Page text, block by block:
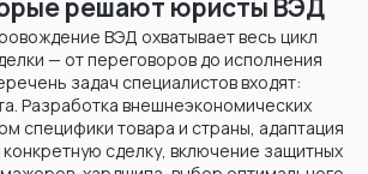
решают юристы ВЭД
ВЭД охватывает весь цикл
— от переговоров до исполнения
задач специалистов входят:
Разработка внешнеэкономических
специфики товара и страны, адаптация
сделку, включение защитных